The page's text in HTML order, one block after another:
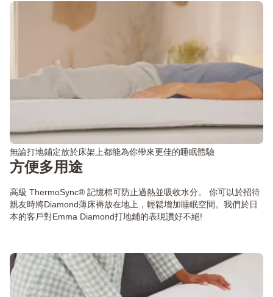
無論打地鋪定放於床架上都能為你帶來更佳的睡眠體驗
方便多用途
高級 ThermoSync® 記憶棉可防止過熱並吸收水分。 你可以於招待
親友時將Diamond薄床褥放在地上，輕鬆增加睡眠空間。我們於日
本的客戶對Emma Diamond打地鋪的表現讚好不絕!